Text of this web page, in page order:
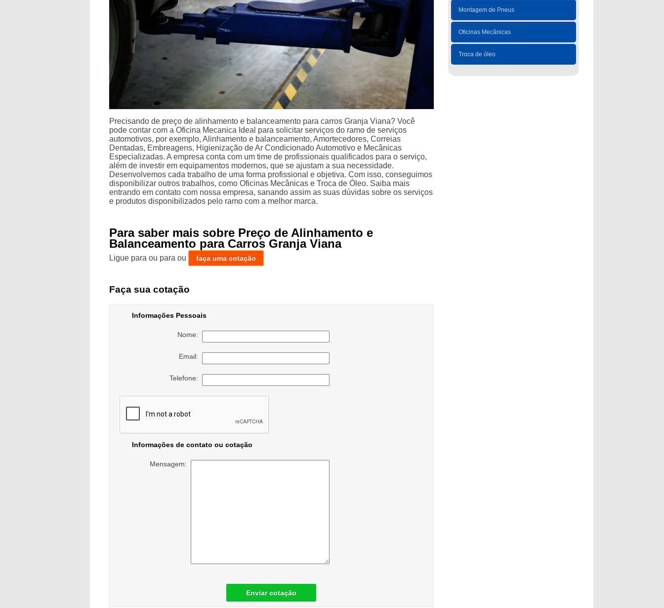
Montagem de Pneus
Oficinas Mecânicas
Troca de óleo
Precisando de preço de alinhamento e balanceamento para carros Granja Viana? Você
pode contar com a Oficina Mecanica Ideal para solicitar serviços do ramo de serviços
automotivos, por exemplo, Alinhamento e balanceamento, Amortecedores, Correias
Dentadas, Embreagens, Higienização de Ar Condicionado Automotivo e Mecânicas
Especializadas. A empresa conta com um time de profissionais qualificados para o serviço,
além de investir em equipamentos modernos, que se ajustam a sua necessidade.
Desenvolvemos cada trabalho de uma forma profissional e objetiva. Com isso, conseguimos
disponibilizar outros trabalhos, como Oficinas Mecânicas e Troca de Óleo. Saiba mais
entrando em contato com nossa empresa, sanando assim as suas dúvidas sobre os serviços
e produtos disponibilizados pelo ramo com a melhor marca.
Para saber mais sobre Preço de Alinhamento e
Balanceamento para Carros Granja Viana
Ligue paraou paraou faça uma cotação
Faça sua cotação
Informações Pessoais
Nome:
Email:
Telefone:
Informações de contato ou cotação
Mensagem:
Enviar cotação